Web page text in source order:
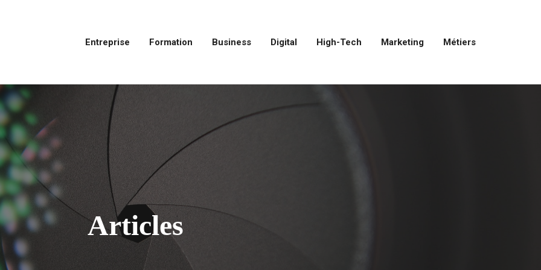
Entreprise Formation Business Digital High-Tech Marketing Métiers
Articles